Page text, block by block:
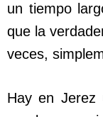
un tiempo
que la
veces,
Hay en Jerez